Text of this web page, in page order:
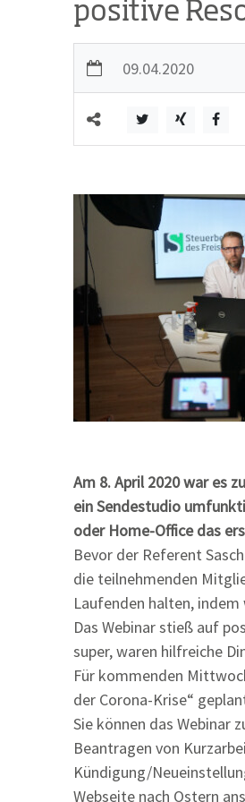
positive
09.04.2020
Am 8. April 2020 war es
ein Sendestudio
oder Home-Office das
Bevor der Referent
die teilnehmenden
Laufenden halten, indem
Das Webinar stieß auf
super, waren hilfreiche
Für kommenden
der Corona-Krise“
Sie können das Webinar
Beantragen von
Kündigung/
Webseite nach Ostern